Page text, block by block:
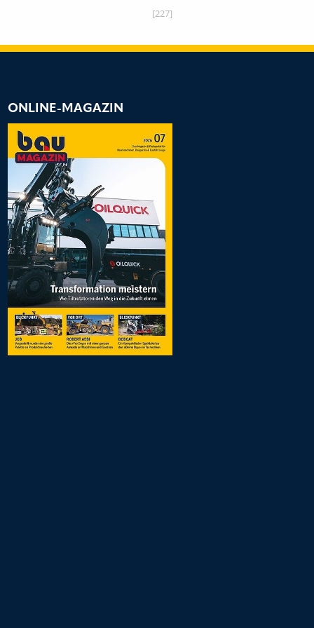
[227]
ONLINE-MAGAZIN